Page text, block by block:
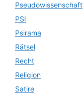
Pseudowissenschaft
PSI
Psirama
Rätsel
Recht
Religion
Satire